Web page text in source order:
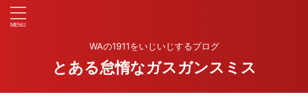
WAの1911をいじいじするブログ
とある怠惰なガスガンスミス